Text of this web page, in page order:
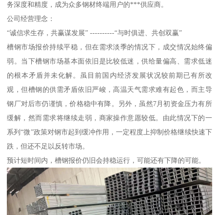
务深度和精度，成为众多钢材终端用户的***供应商。
公司经营理念：
“诚信求生存，共赢谋发展” ----------“与时俱进、共创双赢”
槽钢市场报价持续平稳，但在需求淡季的情况下，成交情况始终偏
弱。当下槽钢市场基本面依旧是比较低迷，供给量偏高、需求低迷
的根本矛盾并未化解。虽目前国内经济发展状况较前期已有所改
观，但槽钢的供需矛盾依旧严峻，高温天气需求难有起色，而主导
钢厂对后市仍谨慎，价格稳中有降。另外，虽然7月初资金压力有所
缓解，然而需求将继续走弱，商家操作意愿较低。由此情况下的一
系列“微”政策对钢市起到缓冲作用，一定程度上抑制价格继续快速下
跌，但还不足以反转市场。
预计短时间内，槽钢报价仍旧会持稳运行，可能还有下降的可能。